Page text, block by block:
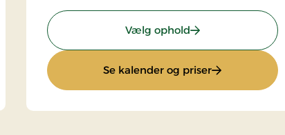
Vælg ophold: Stays Miniferie
Se kalender og priser: Stays Miniferie